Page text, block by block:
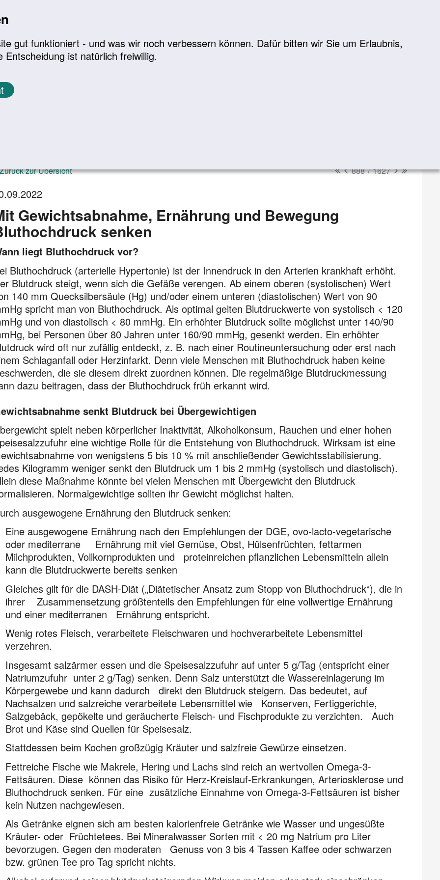
gut funktioniert - und was wir noch verbessern können. Dafür bitten wir Sie um Erlaubnis,
ist natürlich freiwillig.
Zurück zur Übersicht erster
vorheriger
888/1627nächster
letzter
Gewichtsabnahme, Ernährung und Bewegung
senken
liegt Bluthochdruck vor?
Bluthochdruck (arterielle Hypertonie) ist der Innendruck in den Arterien krankhaft erhöht.
Blutdruck steigt, wenn sich die Gefäße verengen. Ab einem oberen (systolischen) Wert
140 mm Quecksilbersäule (Hg) und/oder einem unteren (diastolischen) Wert von 90
spricht man von Bluthochdruck. Als optimal gelten Blutdruckwerte von systolisch < 120
und von diastolisch < 80 mmHg. Ein erhöhter Blutdruck sollte möglichst unter 140/90
bei Personen über 80 Jahren unter 160/90 mmHg, gesenkt werden. Ein erhöhter
wird oft nur zufällig entdeckt, z. B. nach einer Routineuntersuchung oder erst nach
Schlaganfall oder Herzinfarkt. Denn viele Menschen mit Bluthochdruck haben keine
die sie diesem direkt zuordnen können. Die regelmäßige Blutdruckmessung
dazu beitragen, dass der Bluthochdruck früh erkannt wird.
senkt Blutdruck bei Übergewichtigen
spielt neben körperlicher Inaktivität, Alkoholkonsum, Rauchen und einer hohen
eine wichtige Rolle für die Entstehung von Bluthochdruck. Wirksam ist eine
von wenigstens 5 bis 10 % mit anschließender Gewichtsstabilisierung.
Kilogramm weniger senkt den Blutdruck um 1 bis 2 mmHg (systolisch und diastolisch).
diese Maßnahme könnte bei vielen Menschen mit Übergewicht den Blutdruck
Normalgewichtige sollten ihr Gewicht möglichst halten.
ausgewogene Ernährung den Blutdruck senken:
Eine ausgewogene Ernährung nach den Empfehlungen der DGE, ovo-lacto-vegetarische
oder mediterrane Ernährung mit viel Gemüse, Obst, Hülsenfrüchten, fettarmen
Milchprodukten, Vollkornprodukten und proteinreichen pflanzlichen Lebensmitteln allein
kann die Blutdruckwerte bereits senken
Gleiches gilt für die DASH-Diät („Diätetischer Ansatz zum Stopp von Bluthochdruck“), die in
ihrer Zusammensetzung größtenteils den Empfehlungen für eine vollwertige Ernährung
und einer mediterranen Ernährung entspricht.
Wenig rotes Fleisch, verarbeitete Fleischwaren und hochverarbeitete Lebensmittel
verzehren.
Insgesamt salzärmer essen und die Speisesalzzufuhr auf unter 5 g/Tag (entspricht einer
Natriumzufuhr unter 2 g/Tag) senken. Denn Salz unterstützt die Wassereinlagerung im
Körpergewebe und kann dadurch direkt den Blutdruck steigern. Das bedeutet, auf
Nachsalzen und salzreiche verarbeitete Lebensmittel wie Konserven, Fertiggerichte,
Salzgebäck, gepökelte und geräucherte Fleisch- und Fischprodukte zu verzichten. Auch
Brot und Käse sind Quellen für Speisesalz.
Stattdessen beim Kochen großzügig Kräuter und salzfreie Gewürze einsetzen.
Fettreiche Fische wie Makrele, Hering und Lachs sind reich an wertvollen Omega-3-
Fettsäuren. Diese können das Risiko für Herz-Kreislauf-Erkrankungen, Arteriosklerose und
Bluthochdruck senken. Für eine zusätzliche Einnahme von Omega-3-Fettsäuren ist bisher
kein Nutzen nachgewiesen.
Als Getränke eignen sich am besten kalorienfreie Getränke wie Wasser und ungesüßte
Kräuter- oder Früchtetees. Bei Mineralwasser Sorten mit < 20 mg Natrium pro Liter
bevorzugen. Gegen den moderaten Genuss von 3 bis 4 Tassen Kaffee oder schwarzen
bzw. grünen Tee pro Tag spricht nichts.